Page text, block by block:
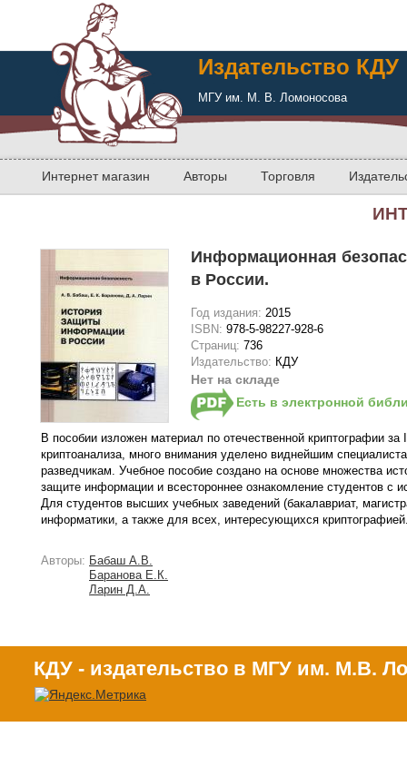
Издательство КДУ
МГУ им. М. В. Ломоносова
Интернет магазин Авторы Торговля
Информационная
в России.
Год издания: 2015
ISBN: 978-5-98227-928-6
Страниц: 736
Издательство: КДУ
Нет на складе
Есть в электронной
В пособии изложен материал по отечественной криптографии
криптоанализа, много внимания уделено виднейшим
разведчикам. Учебное пособие создано на основе множества
защите информации и всестороннее ознакомление студентов с
Для студентов высших учебных заведений (бакалавриат,
информатики, а также для всех, интересующихся
Авторы: Бабаш А.В.
Баранова Е.К.
Ларин Д.А.
КДУ - издательство в МГУ им. М.В.